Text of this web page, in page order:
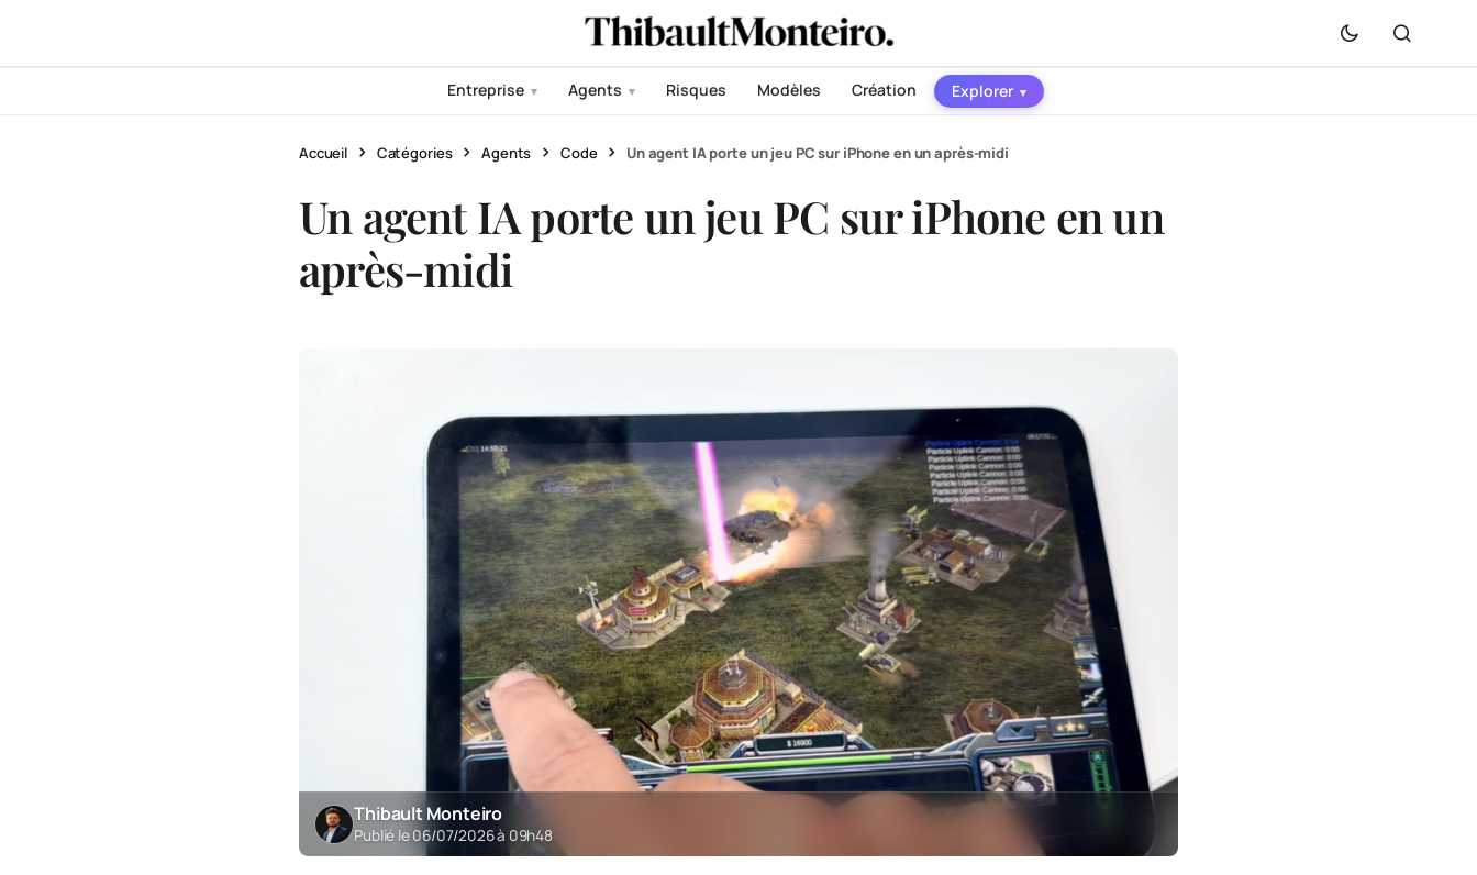
Entreprise ▾ Agents ▾ Risques Modèles Création Explorer ▾
Accueil Catégories Agents Code Un agent IA porte un jeu PC sur iPhone en un après-midi
Un agent IA porte un jeu PC sur iPhone en un
après-midi
Thibault Monteiro
Publié le 06/07/2026 à 09h48